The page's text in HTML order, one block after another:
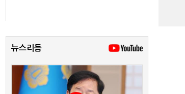
뉴스리듬